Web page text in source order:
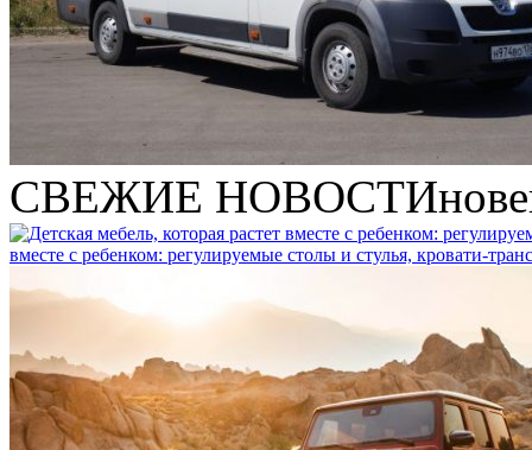
СВЕЖИЕ НОВОСТИ
вместе с ребенком: регулируемые столы и стулья, кровати-